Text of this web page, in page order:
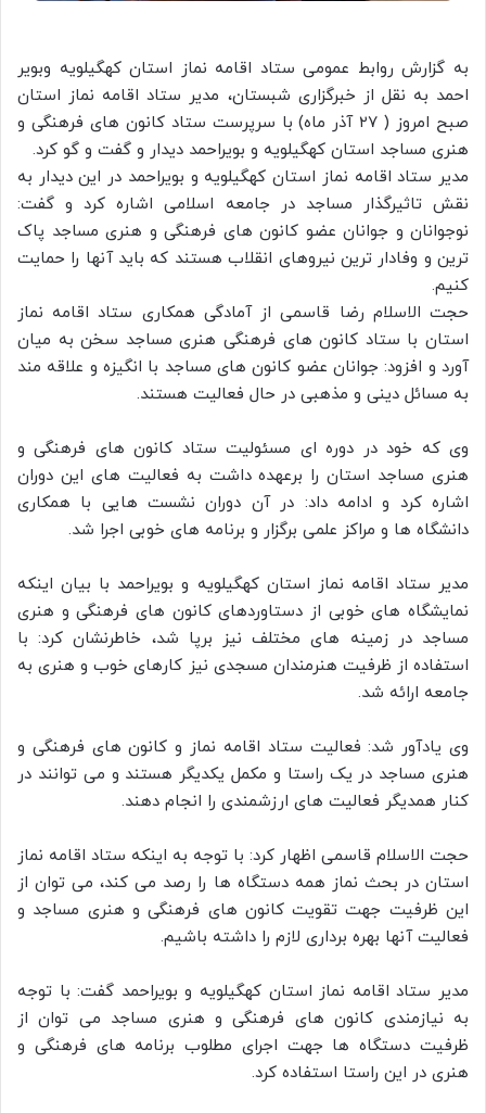
به گزارش روابط عمومی ستاد اقامه نماز استان کهگیلویه وبویر
احمد به نقل از خبرگزاری شبستان، مدیر ستاد اقامه نماز استان
صبح امروز ( ۲۷ آذر ماه) با سرپرست ستاد کانون های فرهنگی و
هنری مساجد استان کهگیلویه و بویراحمد دیدار و گفت و گو کرد.
مدیر ستاد اقامه نماز استان کهگیلویه و بویراحمد در این دیدار به
نقش تاثیرگذار مساجد در جامعه اسلامی اشاره کرد و گفت:
نوجوانان و جوانان عضو کانون های فرهنگی و هنری مساجد پاک
ترین و وفادار ترین نیروهای انقلاب هستند که باید آنها را حمایت
کنیم.
حجت الاسلام رضا قاسمی از آمادگی همکاری ستاد اقامه نماز
استان با ستاد کانون های فرهنگی هنری مساجد سخن به میان
آورد و افزود: جوانان عضو کانون های مساجد با انگیزه و علاقه مند
به مسائل دینی و مذهبی در حال فعالیت هستند.
وی که خود در دوره ای مسئولیت ستاد کانون های فرهنگی و
هنری مساجد استان را برعهده داشت به فعالیت های این دوران
اشاره کرد و ادامه داد: در آن دوران نشست هایی با همکاری
دانشگاه ها و مراکز علمی برگزار و برنامه های خوبی اجرا شد.
مدیر ستاد اقامه نماز استان کهگیلویه و بویراحمد با بیان اینکه
نمایشگاه های خوبی از دستاوردهای کانون های فرهنگی و هنری
مساجد در زمینه های مختلف نیز برپا شد، خاطرنشان کرد: با
استفاده از ظرفیت هنرمندان مسجدی نیز کارهای خوب و هنری به
جامعه ارائه شد.
وی یادآور شد: فعالیت ستاد اقامه نماز و کانون های فرهنگی و
هنری مساجد در یک راستا و مکمل یکدیگر هستند و می توانند در
کنار همدیگر فعالیت های ارزشمندی را انجام دهند.
حجت الاسلام قاسمی اظهار کرد: با توجه به اینکه ستاد اقامه نماز
استان در بحث نماز همه دستگاه ها را رصد می کند، می توان از
این ظرفیت جهت تقویت کانون های فرهنگی و هنری مساجد و
فعالیت آنها بهره برداری لازم را داشته باشیم.
مدیر ستاد اقامه نماز استان کهگیلویه و بویراحمد گفت: با توجه
به نیازمندی کانون های فرهنگی و هنری مساجد می توان از
ظرفیت دستگاه ها جهت اجرای مطلوب برنامه های فرهنگی و
هنری در این راستا استفاده کرد.